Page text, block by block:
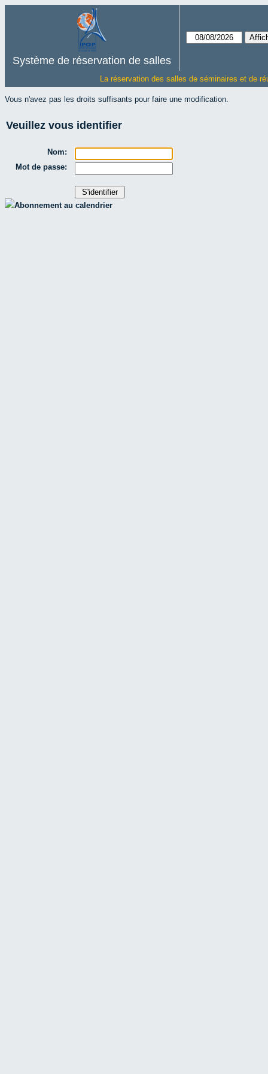
Système de réservation de salles
La réservation des salles de séminaires et de
Vous n'avez pas les droits suffisants pour faire une modification.
Veuillez vous identifier
Nom:
Mot de passe:
Abonnement au calendrier